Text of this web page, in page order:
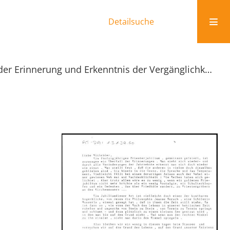
Detailsuche
Überfall der Erinnerung und Erkenntnis der Vergänglichkeit